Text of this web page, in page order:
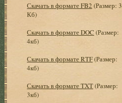
Скачать в формате FB2 (Размер: 3
Кб)
Скачать в формате DOC (Размер:
4кб)
Скачать в формате RTF(Размер:
4кб)
Скачать в формате TXT(Размер:
3кб)